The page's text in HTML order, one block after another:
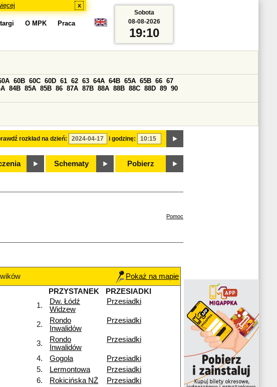
x
O MPK Praca
rozkład na dzień: i godzinę:
60B 60C 60D 61 62 63 64A 64B 65A 65B 66 67
84B 85A 85B 86 87A 87B 88A 88B 88C 88D 89 90
Schematy Pobierz
Sobota
08-08-2026
19:10
Pomoc
Pokaż na mapie
PRZYSTANEK
PRZESIADKI
1.
Dw. Łódź
Widzew
Przesiadki
2.
Rondo
Inwalidów
Przesiadki
3.
Rondo
Inwalidów
Przesiadki
4. Gogola
Przesiadki
5. Lermontowa
Przesiadki
6. Rokicińska NŻ
Przesiadki